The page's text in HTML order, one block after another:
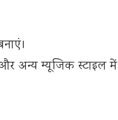
अन्य म्यूजिक स्टाइल में